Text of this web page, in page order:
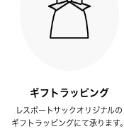
ギフトラッピング
レスポートサックオリジナルの
ギフトラッピングにて承ります。